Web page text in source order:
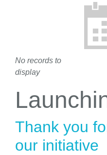
No records to
display
Thank you
our initiative